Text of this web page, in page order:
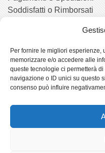
Per fornire le migliori
memorizzare e/o accedere alle
queste tecnologie ci permetterà
navigazione o ID unici su questo
consenso può influire
Soddisfatti o Rimborsati
Facebook
Instagram
Blog